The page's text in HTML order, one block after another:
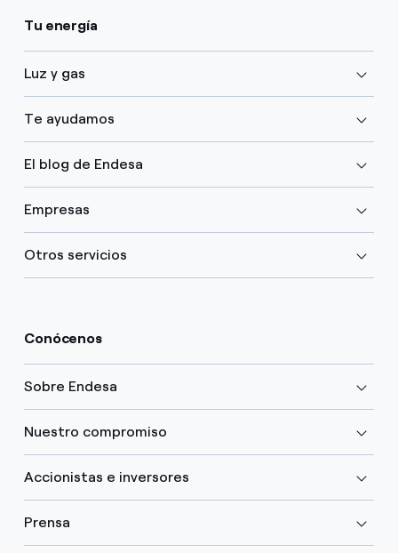
Tu energía
Luz y gas
Te ayudamos
El blog de Endesa
Empresas
Otros servicios
Conócenos
Sobre Endesa
Nuestro compromiso
Accionistas e inversores
Prensa